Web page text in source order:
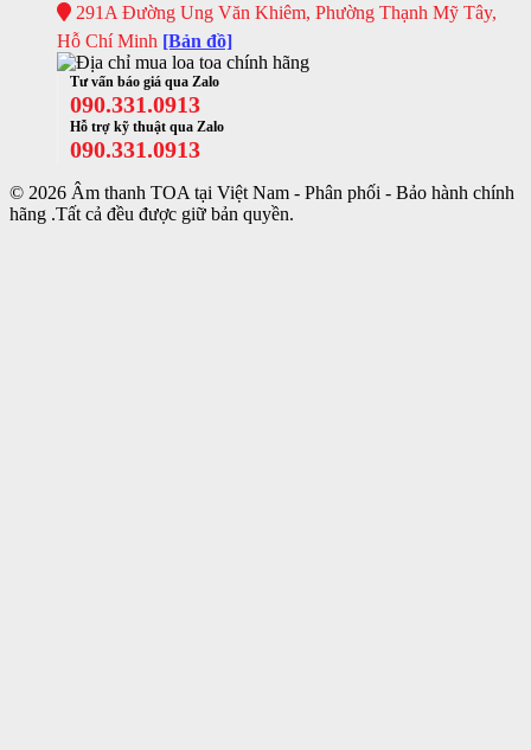
291A Đường Ung Văn Khiêm, Phường Thạnh Mỹ Tây,
Hỗ Chí Minh [Bản đồ]
Tư vấn báo giá qua Zalo
090.331.0913
Hỗ trợ kỹ thuật qua Zalo
090.331.0913
© 2026 Âm thanh TOA tại Việt Nam - Phân phối - Bảo hành chính
hãng .Tất cả đều được giữ bản quyền.